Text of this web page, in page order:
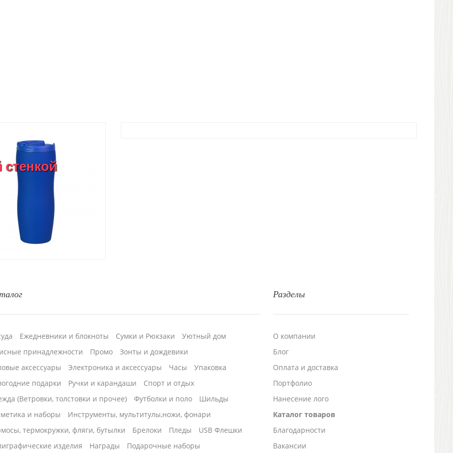
Разделы
О компании
Блог
Оплата и доставка
Портфолио
Нанесение лого
Каталог товаров
Благодарности
Вакансии
Ежедневники и блокноты Сумки и Рюкзаки
Уютный дом
принадлежности
Промо
Зонты и дождевики
аксессуары
Электроника и аксессуары Часы
Упаковка
подарки
Ручки и карандаши
Спорт и отдых
(Ветровки, толстовки и прочее)
Футболки и поло
Шильды
и наборы
Инструменты, мультитулы,ножи, фонари
термокружки, фляги, бутылки
Брелоки Пледы
USB Флешки
изделия
Награды Подарочные наборы